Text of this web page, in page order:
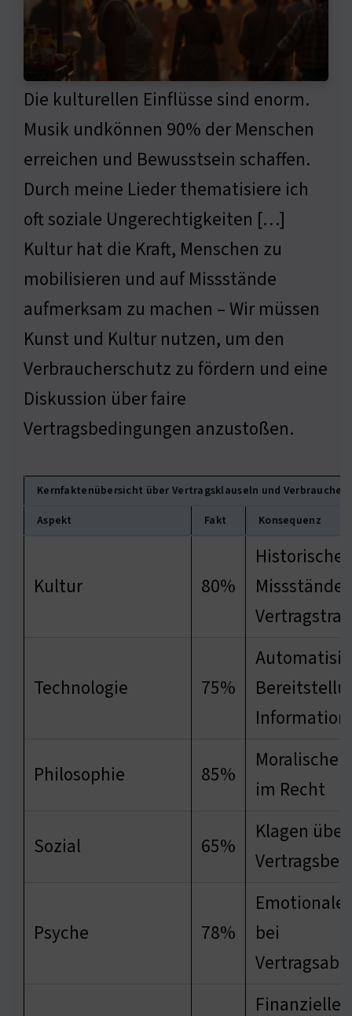
Die kulturellen Einflüsse sind enorm.
Musik undkönnen 90% der Menschen
erreichen und Bewusstsein schaffen.
Durch meine Lieder thematisiere ich
oft soziale Ungerechtigkeiten […]
Kultur hat die Kraft, Menschen zu
mobilisieren und auf Missstände
aufmerksam zu machen – Wir müssen
Kunst und Kultur nutzen, um den
Verbraucherschutz zu fördern und eine
Diskussion über faire
Vertragsbedingungen anzustoßen.
Kernfaktenübersicht über Vertragsklauseln und
Aspekt
Fakt Konsequenz
Kultur 80%
Historische
Missstände
Technologie 75%
Philosophie 85%
Moralische
im Recht
Sozial 65%
Klagen
Psyche 78%
Emotionale
bei
Finanzielle